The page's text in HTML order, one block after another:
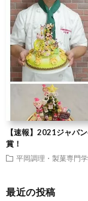
【速報】2021ジャパ
賞！
平岡調理・製菓専門
最近の投稿